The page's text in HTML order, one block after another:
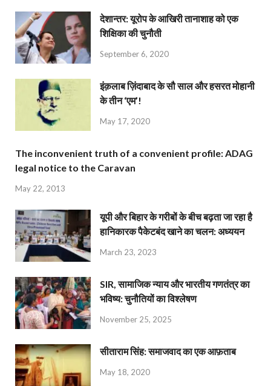
देशान्‍तर: यूरोप के आखिरी तानाशाह को एक
शिक्षिका की चुनौती
September 6, 2020
इंक़लाब ज़िंदाबाद के सौ साल और हसरत मोहानी
के तीन ‘एम’!
May 17, 2020
The inconvenient truth of a convenient profile: ADAG
legal notice to the Caravan
May 22, 2013
यूपी और बिहार के गरीबों के बीच बढ़ता जा रहा है
हानिकारक पैकेटबंद खाने का चलन: अध्ययन
March 23, 2023
SIR, सामाजिक न्याय और भारतीय गणतंत्र का
भविष्य: चुनौतियों का विश्लेषण
November 25, 2025
सीताराम सिंह: समाजवाद का एक आफ़ताब
May 18, 2020